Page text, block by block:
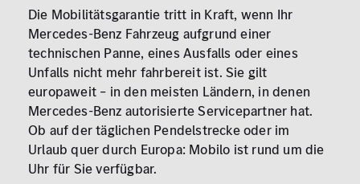
Die Mobilitätsgarantie tritt in Kraft, wenn Ihr
Mercedes-Benz Fahrzeug aufgrund einer
technischen Panne, eines Ausfalls oder eines
Unfalls nicht mehr fahrbereit ist. Sie gilt
europaweit – in den meisten Ländern, in denen
Mercedes-Benz autorisierte Servicepartner hat.
Ob auf der täglichen Pendelstrecke oder im
Urlaub quer durch Europa: Mobilo ist rund um die
Uhr für Sie verfügbar.